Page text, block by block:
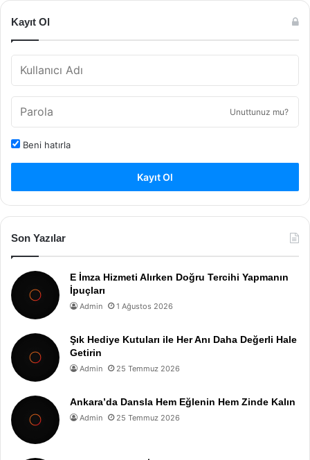
Kayıt Ol
Unuttunuz mu?
Beni hatırla
Kayıt Ol
Son Yazılar
E İmza Hizmeti Alırken Doğru Tercihi Yapmanın
İpuçları
Admin 1 Ağustos 2026
Şık Hediye Kutuları ile Her Anı Daha Değerli Hale
Getirin
Admin 25 Temmuz 2026
Ankara’da Dansla Hem Eğlenin Hem Zinde Kalın
Admin 25 Temmuz 2026